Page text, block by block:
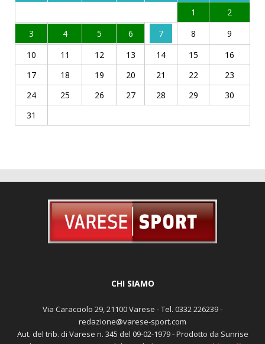
1
2
3
4 5 6 7 8
9
10
11 12 13 14 15
16
17
18 19 20 21 22
23
24
25 26 27 28 29
30
31
CHI SIAMO
Via Caracciolo 29, 21100 Varese - Tel. 0332 226239 -
redazione@varese-sport.com
Aut. del trib. di Varese n. 345 del 09-02-1979 - Prodotto da Sunrise